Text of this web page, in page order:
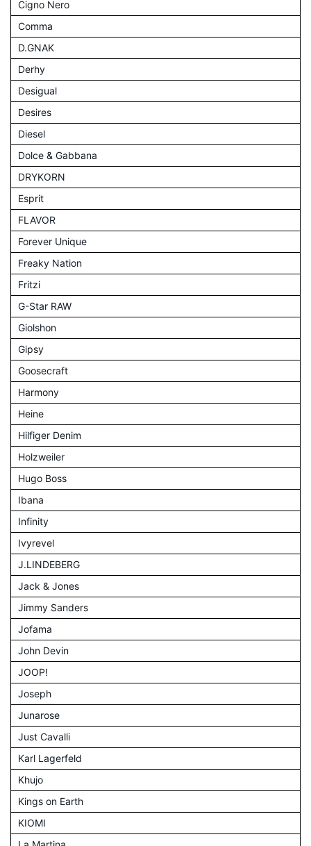
Cigno Nero
Comma
D.GNAK
Derhy
Desigual
Desires
Diesel
Dolce & Gabbana
DRYKORN
Esprit
FLAVOR
Forever Unique
Freaky Nation
Fritzi
G-Star RAW
Giolshon
Gipsy
Goosecraft
Harmony
Heine
Hilfiger Denim
Holzweiler
Hugo Boss
Ibana
Infinity
Ivyrevel
J.LINDEBERG
Jack & Jones
Jimmy Sanders
Jofama
John Devin
JOOP!
Joseph
Junarose
Just Cavalli
Karl Lagerfeld
Khujo
Kings on Earth
KIOMI